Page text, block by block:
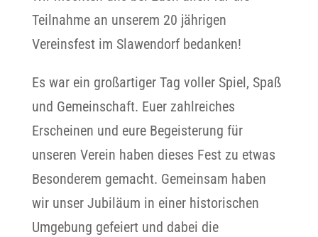
Teilnahme an unserem 20 jährigen
Vereinsfest im Slawendorf bedanken!
Es war ein großartiger Tag voller Spiel, Spaß
und Gemeinschaft. Euer zahlreiches
Erscheinen und eure Begeisterung für
unseren Verein haben dieses Fest zu etwas
Besonderem gemacht. Gemeinsam haben
wir unser Jubiläum in einer historischen
Umgebung gefeiert und dabei die